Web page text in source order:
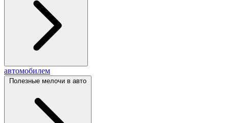
автомобилем
Полезные мелочи в авто